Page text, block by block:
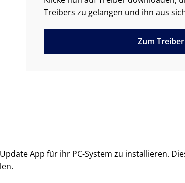
Treibers zu gelangen und ihn aus
Zum
App für ihr PC-System zu installieren.